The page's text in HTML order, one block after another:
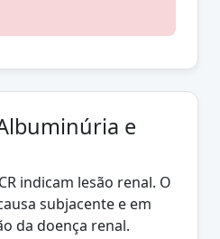
e
indicam lesão renal. O
subjacente e em
da doença renal.